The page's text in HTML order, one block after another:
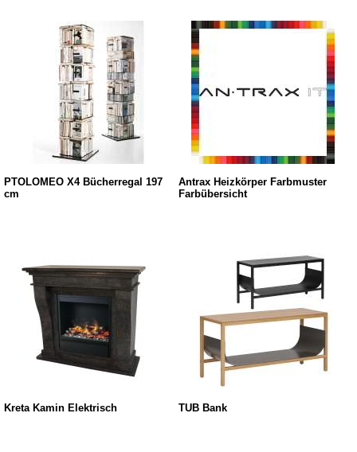
PTOLOMEO X4 Bücherregal 197
cm
Antrax Heizkörper Farbmuster
Farbübersicht
Kreta Kamin Elektrisch TUB Bank